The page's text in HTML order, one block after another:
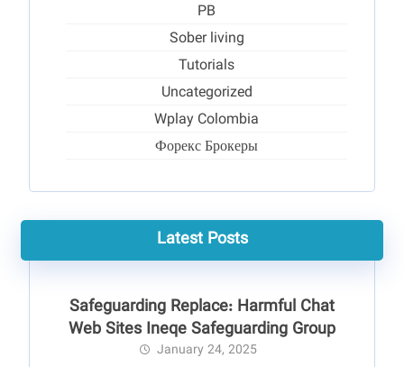
PB
Sober living
Tutorials
Uncategorized
Wplay Colombia
Форекс Брокеры
Latest Posts
Safeguarding Replace: Harmful Chat
Web Sites Ineqe Safeguarding Group
January 24, 2025